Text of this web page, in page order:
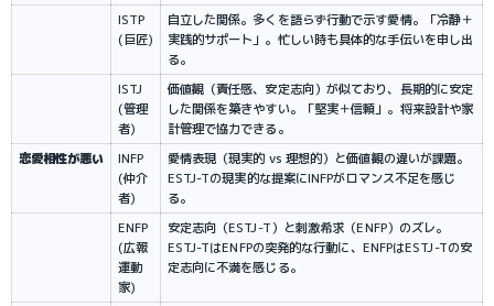
ISTP
(巨匠)
自立した関係。多くを語らず行動で示す愛情。「冷静＋
実践的サポート」。忙しい時も具体的な手伝いを申し出
る。
ISTJ
(管理
者)
価値観（責任感、安定志向）が似ており、長期的に安定
した関係を築きやすい。「堅実＋信頼」。将来設計や家
計管理で協力できる。
恋愛相性が悪い
INFP
(仲介
者)
愛情表現（現実的 vs 理想的）と価値観の違いが課題。
ESTJ-Tの現実的な提案にINFPがロマンス不足を感じ
る。
ENFP
(広報
運動
家)
安定志向（ESTJ-T）と刺激希求（ENFP）のズレ。
ESTJ-TはENFPの突発的な行動に、ENFPはESTJ-Tの安
定志向に不満を感じる。